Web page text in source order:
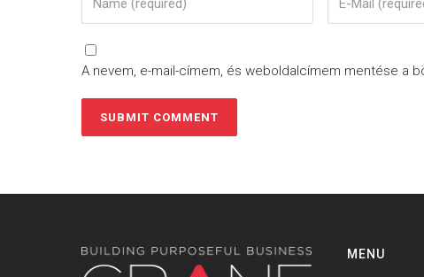
A nevem, e-mail-címem, és weboldalcímem mentése a
MENU